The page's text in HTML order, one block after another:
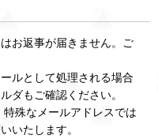
お返事が届きません。ご
ルとして処理される場合
ダもご確認ください。
特殊なメールアドレスでは
いたします。